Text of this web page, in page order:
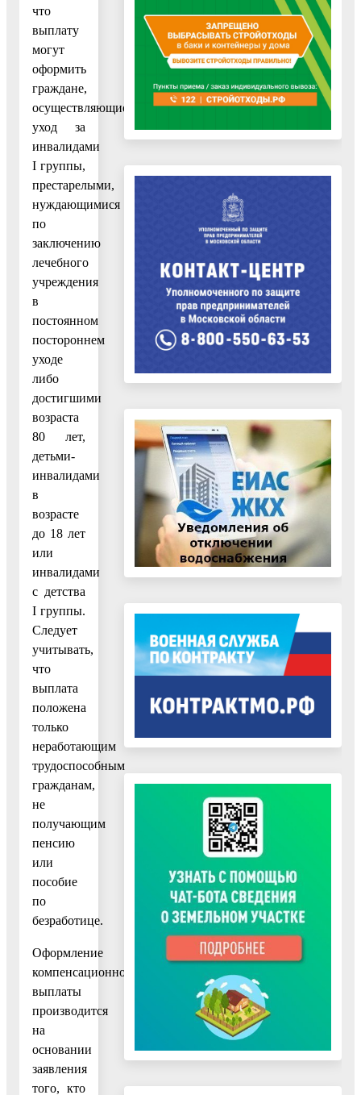
что
выплату
могут
оформить
граждане,
осуществляющие
уход за
инвалидами
I группы,
престарелыми,
нуждающимися
по
заключению
лечебного
учреждения
в
постоянном
постороннем
уходе
либо
достигшими
возраста
80 лет,
детьми-
инвалидами
в
возрасте
до 18 лет
или
инвалидами
с детства
I группы.
Следует
учитывать,
что
выплата
положена
только
неработающим
трудоспособным
гражданам,
не
получающим
пенсию
или
пособие
по
безработице.
Оформление
компенсационной
выплаты
производится
на
основании
заявления
того, кто